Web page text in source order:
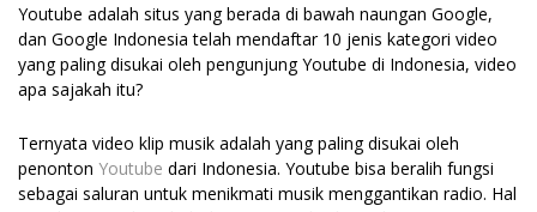
Youtube adalah situs yang berada di bawah naungan Google,
dan Google Indonesia telah mendaftar 10 jenis kategori video
yang paling disukai oleh pengunjung Youtube di Indonesia, video
apa sajakah itu?
Ternyata video klip musik adalah yang paling disukai oleh
penonton Youtube dari Indonesia. Youtube bisa beralih fungsi
sebagai saluran untuk menikmati musik menggantikan radio. Hal